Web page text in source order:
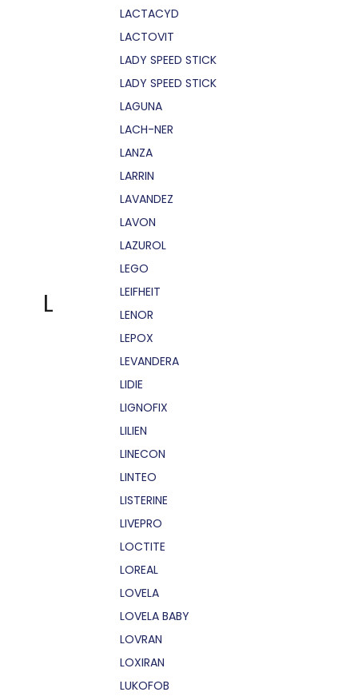
L
LACTACYD
LACTOVIT
LADY SPEED STICK
LADY SPEED STICK
LAGUNA
LACH-NER
LANZA
LARRIN
LAVANDEZ
LAVON
LAZUROL
LEGO
LEIFHEIT
LENOR
LEPOX
LEVANDERA
LIDIE
LIGNOFIX
LILIEN
LINECON
LINTEO
LISTERINE
LIVEPRO
LOCTITE
LOREAL
LOVELA
LOVELA BABY
LOVRAN
LOXIRAN
LUKOFOB